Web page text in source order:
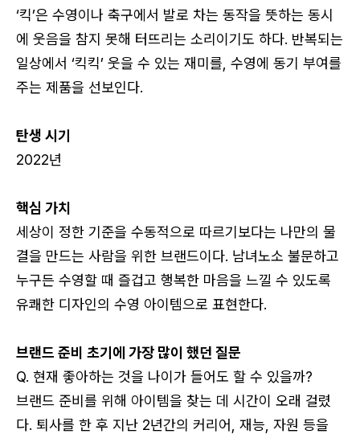
‘킥’은 수영이나 축구에서 발로 차는 동작을 뜻하는 동시
에 웃음을 참지 못해 터뜨리는 소리이기도 하다. 반복되는
일상에서 ‘킥킥’ 웃을 수 있는 재미를, 수영에 동기 부여를
주는 제품을 선보인다.
탄생 시기
2022년
핵심 가치
세상이 정한 기준을 수동적으로 따르기보다는 나만의 물
결을 만드는 사람을 위한 브랜드이다. 남녀노소 불문하고
누구든 수영할 때 즐겁고 행복한 마음을 느낄 수 있도록
유쾌한 디자인의 수영 아이템으로 표현한다.
브랜드 준비 초기에 가장 많이 했던 질문
Q. 현재 좋아하는 것을 나이가 들어도 할 수 있을까?
브랜드 준비를 위해 아이템을 찾는 데 시간이 오래 걸렸
다. 퇴사를 한 후 지난 2년간의 커리어, 재능, 자원 등을